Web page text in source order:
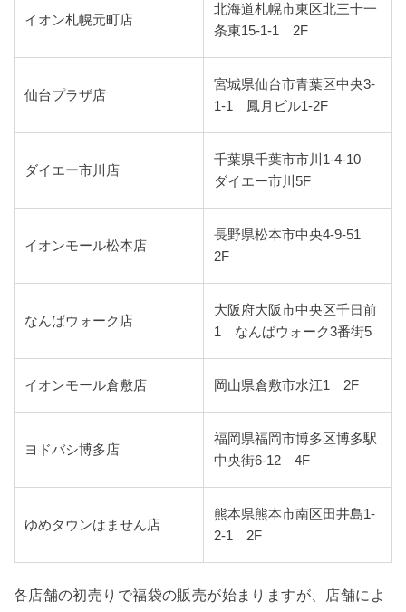
イオン札幌元町店
北海道札幌市東区北三十一
条東15-1-1 2F
仙台プラザ店
宮城県仙台市青葉区中央3-
1-1 鳳月ビル1-2F
ダイエー市川店
千葉県千葉市市川1-4-10
ダイエー市川5F
イオンモール松本店
長野県松本市中央4-9-51
2F
なんばウォーク店
大阪府大阪市中央区千日前
1 なんばウォーク3番街5
イオンモール倉敷店 岡山県倉敷市水江1 2F
ヨドバシ博多店
福岡県福岡市博多区博多駅
中央街6-12 4F
ゆめタウンはません店
熊本県熊本市南区田井島1-
2-1 2F
各店舗の初売りで福袋の販売が始まりますが、店舗によ